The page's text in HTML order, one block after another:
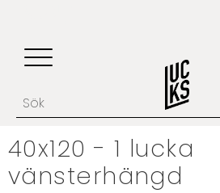
40x120 - 1 lucka
vänsterhängd